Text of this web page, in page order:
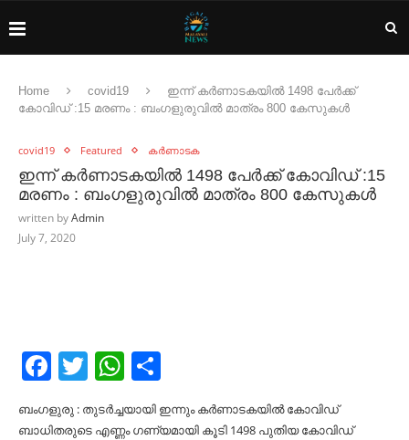
Home covid19
ഇന്ന് കർണാടകയിൽ 1498 പേർക്ക്
കോവിഡ് :15 മരണം : ബംഗളുരുവിൽ മാത്രം 800 കേസുകൾ
covid19 Featured കർണാടക
ഇന്ന് കർണാടകയിൽ 1498 പേർക്ക് കോവിഡ് :15
മരണം : ബംഗളുരുവിൽ മാത്രം 800 കേസുകൾ
written byAdmin
July 7, 2020
Facebook
TwitterWhatsApp
ബംഗളുരു : തുടർച്ചയായി ഇന്നും കർണാടകയിൽ കോവിഡ്
ബാധിതരുടെ എണ്ണം ഗണ്യമായി കൂടി 1498 പുതിയ കോവിഡ്